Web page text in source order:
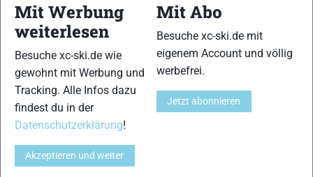
Hallo zusammen
Ich suche schon länger eine Tabelle, wo die
Codierungen auf den Fischer-Belägen
ersichtlich sind. Im Netz finde ich nur sehr
alte Beiträge, welche mir nicht weiterhelfen.
Zum Bsp. steht auf dem Speedmax classic
812: 28/8Q2 und auf einem anderen 902:
28/902.
Gibt es irgendwo eine Zusammenstellung der
neueren Modelle und deren Bel…
Mit Werbung
weiterlesen
Besuche xc-ski.de wie
gewohnt mit Werbung und
Tracking. Alle Infos dazu
findest du in der
Datenschutzerklärung!
Akzeptieren und weiter
Mit Abo
Besuche xc-ski.de mit
eigenem Account und völlig
werbefrei.
Jetzt abonnieren